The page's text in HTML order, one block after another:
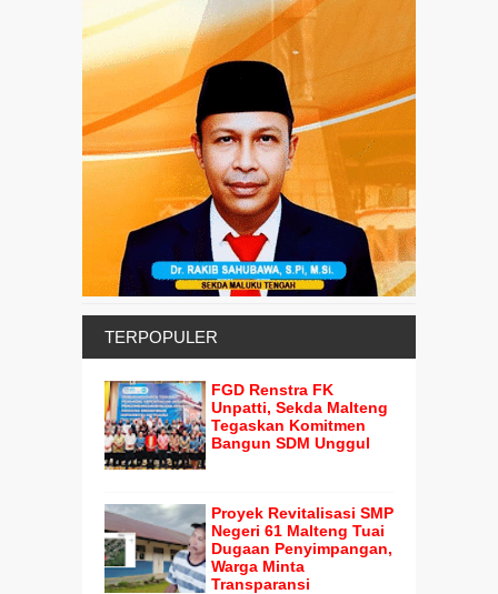
TERPOPULER
FGD Renstra FK
Unpatti, Sekda Malteng
Tegaskan Komitmen
Bangun SDM Unggul
Proyek Revitalisasi SMP
Negeri 61 Malteng Tuai
Dugaan Penyimpangan,
Warga Minta
Transparansi